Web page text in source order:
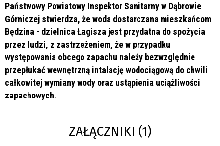
Państwowy Powiatowy Inspektor Sanitarny w Dąbrowie
Górniczej stwierdza, że woda dostarczana mieszkańcom
Będzina - dzielnica Łagisza jest przydatna do spożycia
przez ludzi, z zastrzeżeniem, że w przypadku
występowania obcego zapachu należy bezwzględnie
przepłukać wewnętrzną intalację wodociągową do chwili
całkowitej wymiany wody oraz ustąpienia uciążliwości
zapachowych.
ZAŁĄCZNIKI (1)